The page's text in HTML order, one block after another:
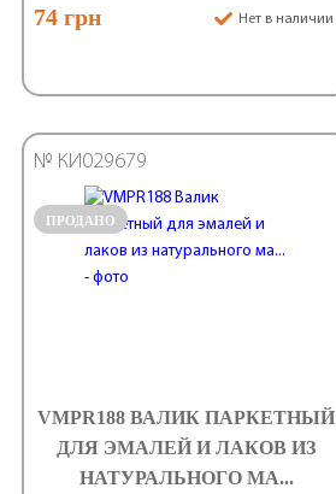
74 грн Нет в наличии
ПРОДАНО
№ КИ029679
VMPR188 ВАЛИК ПАРКЕТНЫЙ
ДЛЯ ЭМАЛЕЙ И ЛАКОВ ИЗ
НАТУРАЛЬНОГО МА...